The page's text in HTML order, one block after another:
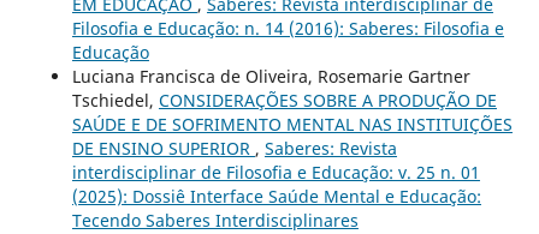
EM EDUCAÇÃO , Saberes: Revista interdisciplinar de
Filosofia e Educação: n. 14 (2016): Saberes: Filosofia e
Educação
Luciana Francisca de Oliveira, Rosemarie Gartner
Tschiedel, CONSIDERAÇÕES SOBRE A PRODUÇÃO DE
SAÚDE E DE SOFRIMENTO MENTAL NAS INSTITUIÇÕES
DE ENSINO SUPERIOR , Saberes: Revista
interdisciplinar de Filosofia e Educação: v. 25 n. 01
(2025): Dossiê Interface Saúde Mental e Educação:
Tecendo Saberes Interdisciplinares